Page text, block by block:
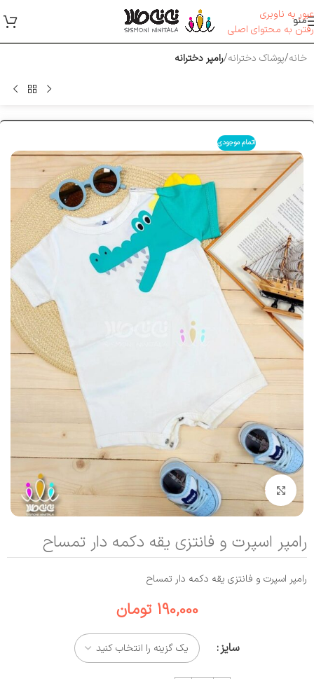
عبور به ناوبری
رفتن به محتوای اصلی
منو
خانه پوشاک دخترانه رامپر دخترانه
اتمام موجودی
بزرگنمایی تصویر
رامپر اسپرت و فانتزی یقه دکمه دار تمساح
رامپر اسپرت و فانتزی یقه دکمه دار تمساح
190,000 تومان
سایز